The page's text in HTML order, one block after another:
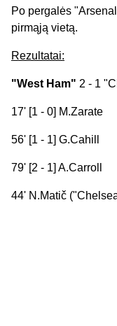
Po pergalės
pirmąją vietą.
Rezultatai:
"West Ham" 2 - 1
17' [1 - 0] M.Zarate
56' [1 - 1] G.Cahill
79' [2 - 1] A.Carroll
44' N.Matič